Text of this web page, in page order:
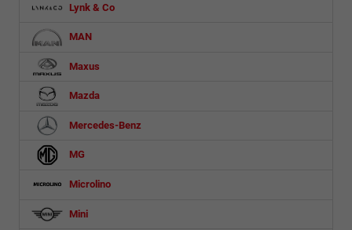
Lynk & Co
MAN
Maxus
Mazda
Mercedes-Benz
MG
Microlino
Mini